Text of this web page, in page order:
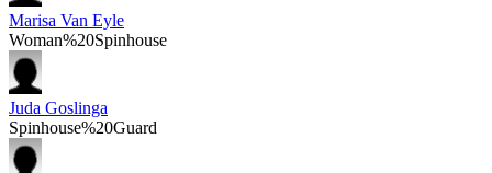
Marisa Van Eyle
Woman%20Spinhouse
Juda Goslinga
Spinhouse%20Guard